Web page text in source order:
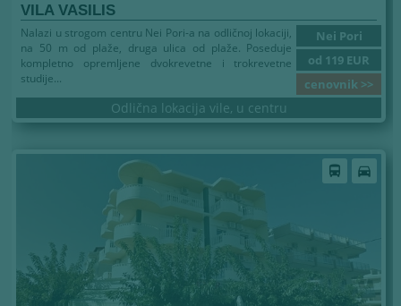
VILA VASILIS
Nei Pori
od 119 EUR
cenovnik >>
Nalazi u strogom centru Nei Pori-a na odličnoj lokaciji,
na 50 m od plaže, druga ulica od plaže. Poseduje
kompletno opremljene dvokrevetne i trokrevetne
studije...
Odlična lokacija vile, u centru
directions_bus directions_car